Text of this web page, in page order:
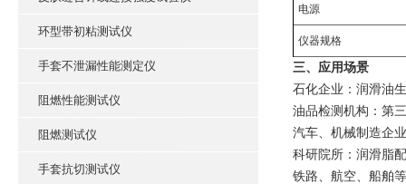
环型带初粘测试仪
手套不泄漏性能测定仪
阻燃性能测试仪
阻燃测试仪
手套抗切测试仪
电源
仪器规格
三、应用场景
石化企业：润滑油
油品检测机构：第
汽车、机械制造企
科研院所：润滑脂
铁路、航空、船舶